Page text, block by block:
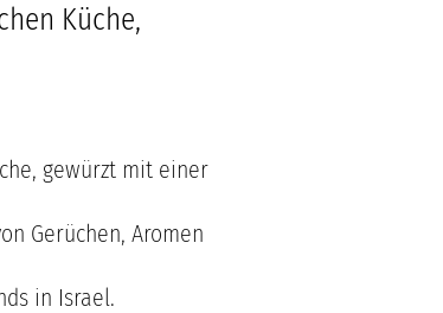
Küche,
gewürzt mit einer
Gerüchen, Aromen
in Israel.